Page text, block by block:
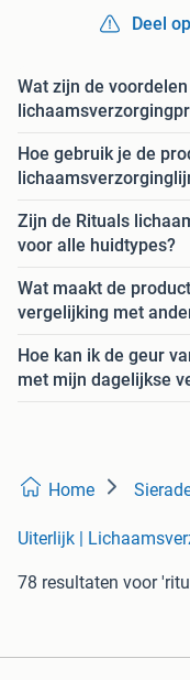
Deel
Wat zijn de
Hoe gebruik je de
Zijn de Rituals
voor alle huidtypes?
Wat maakt de
vergelijking met
Hoe kan ik de geur
met mijn dagelijkse
Home
Uiterlijk |
78 resultaten voor